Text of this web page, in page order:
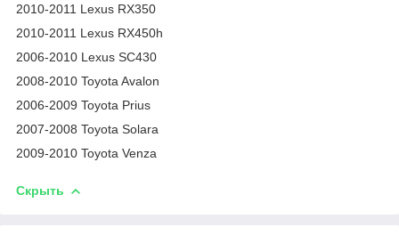
2010-2011 Lexus RX350
2010-2011 Lexus RX450h
2006-2010 Lexus SC430
2008-2010 Toyota Avalon
2006-2009 Toyota Prius
2007-2008 Toyota Solara
2009-2010 Toyota Venza
Скрыть